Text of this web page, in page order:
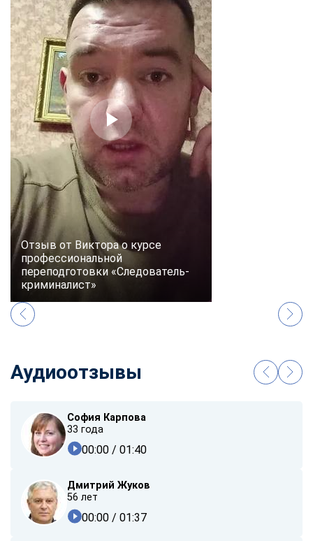
Отзыв от Виктора о курсе
профессиональной
переподготовки «Следователь-
криминалист»
Аудиоотзывы
София Карпова
33 года
00:00 / 01:40
Дмитрий Жуков
56 лет
00:00 / 01:37